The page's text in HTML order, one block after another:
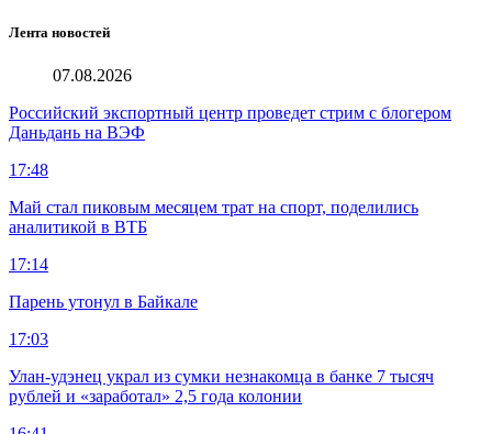
Лента новостей
07.08.2026
Российский экспортный центр проведет стрим с блогером
Даньдань на ВЭФ
17:48
Май стал пиковым месяцем трат на спорт, поделились
аналитикой в ВТБ
17:14
Парень утонул в Байкале
17:03
Улан-удэнец украл из сумки незнакомца в банке 7 тысяч
рублей и «заработал» 2,5 года колонии